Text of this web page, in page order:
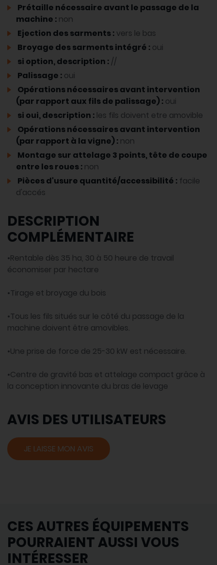
Prétaille nécessaire avant le passage de la
machine : non
Ejection des sarments : vers le bas
Broyage des sarments intégré : oui
si option, description : //
Palissage : oui
Opérations nécessaires avant intervention
(par rapport aux fils de palissage) : oui
si oui, description : les fils doivent etre amovible
Opérations nécessaires avant intervention
(par rapport à la vigne) : non
Montage sur attelage 3 points, tête de coupe
entre les roues : non
Pièces d'usure quantité/accessibilité : facile
d'accés
DESCRIPTION
COMPLÉMENTAIRE
•Rentable dès 35 ha, 30 à 50 heure de travail
économiser par hectare
•Tirage et broyage du bois
•Tous les fils situés sur le côté du passage de la
machine doivent être amovibles.
•Une prise de force de 25-30 kW est nécessaire.
•Centre de gravité bas et attelage compact grâce à
la conception innovante du bras de levage
AVIS DES UTILISATEURS
JE LAISSE MON AVIS
CES AUTRES ÉQUIPEMENTS
POURRAIENT AUSSI VOUS
INTÉRESSER